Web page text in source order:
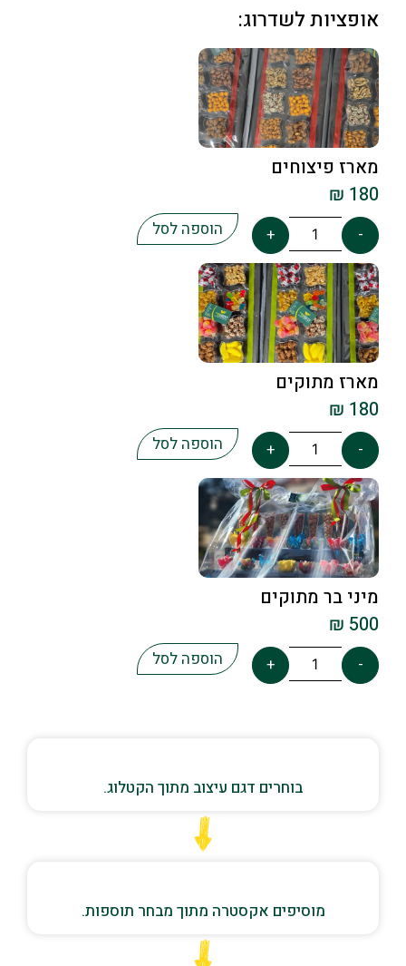
אופציות לשדרוג:
מארז פיצוחים
180
₪
-
+ הוספה לסל
מארז מתוקים
180
₪
-
+ הוספה לסל
מיני בר מתוקים
500
₪
-
+ הוספה לסל
בוחרים דגם עיצוב מתוך הקטלוג.
מוסיפים אקסטרה מתוך מבחר תוספות.